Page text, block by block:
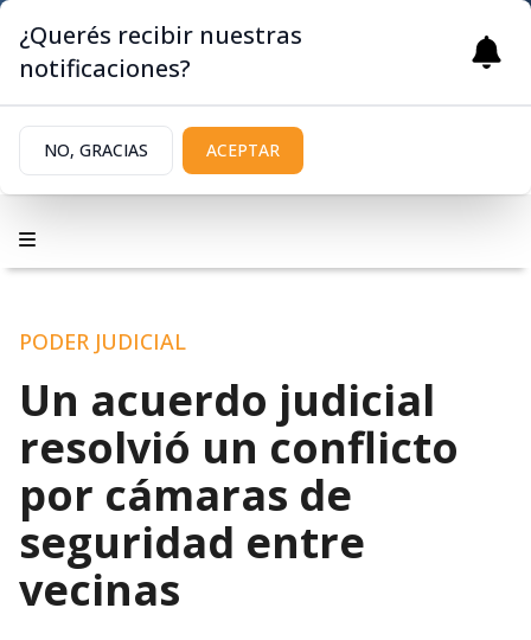
PODER JUDICIAL
Un acuerdo judicial
resolvió un conflicto
por cámaras de
seguridad entre
vecinas
¿Querés recibir nuestras
notificaciones?
NO, GRACIAS ACEPTAR